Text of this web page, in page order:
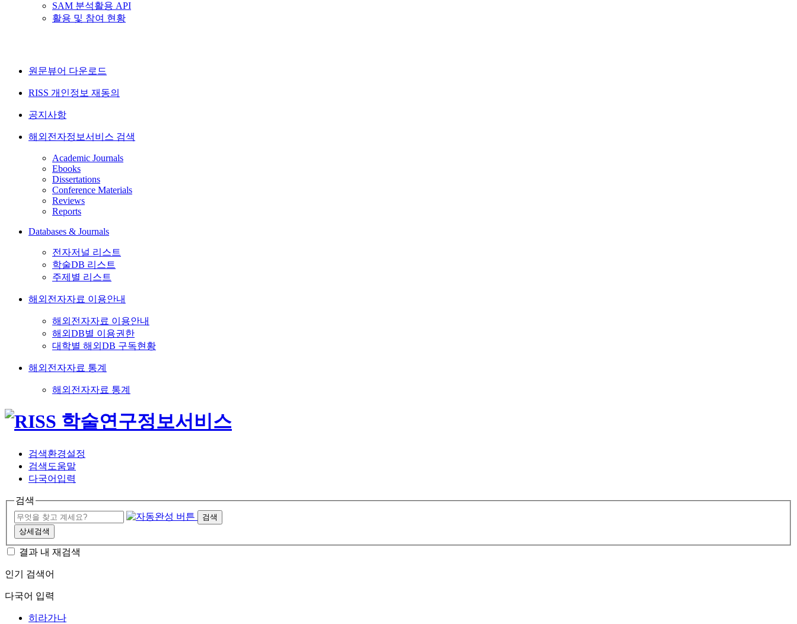
SAM 분석활용 API
활용 및 참여 현황
원문뷰어 다운로드
RISS 개인정보 재동의
공지사항
해외전자정보서비스 검색
Academic Journals
Ebooks
Dissertations
Conference Materials
Reviews
Reports
Databases & Journals
전자저널 리스트
학술DB 리스트
주제별 리스트
해외전자자료 이용안내
해외전자자료 이용안내
해외DB별 이용권한
대학별 해외DB 구독현황
해외전자자료 통계
해외전자자료 통계
검색환경설정
검색도움말
다국어입력
검색
검색
상세검색
결과 내 재검색
인기 검색어
다국어 입력
히라가나